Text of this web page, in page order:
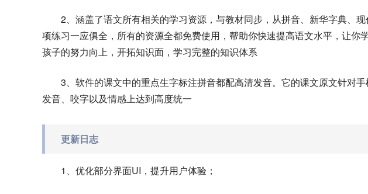
2、涵盖了语文所有相关的学习资源，与教材同步，从拼音、新华字典、
项练习一应俱全，所有的资源全都免费使用，帮助你快速提高语文水平，让你
孩子的努力向上，开拓知识面，学习完整的知识体系
3、软件的课文中的重点生字标注拼音都配高清发音。它的课文原文针对
发音、咬字以及情感上达到高度统一
更新日志
1、优化部分界面UI，提升用户体验；